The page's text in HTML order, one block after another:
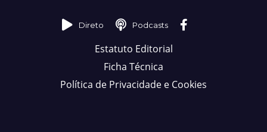
Direto Podcasts
Estatuto Editorial
Ficha Técnica
Política de Privacidade e Cookies